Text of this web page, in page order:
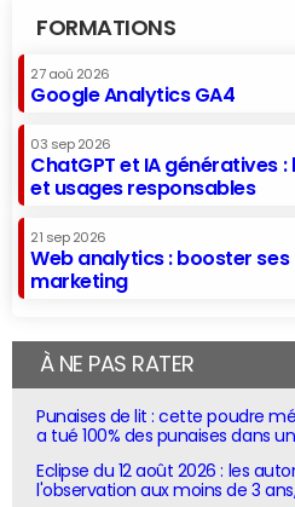
FORMATIONS
27 aoû 2026
Google Analytics GA4
03 sep 2026
ChatGPT et IA génératives
et usages responsables
21 sep 2026
Web analytics : booster
marketing
À NE PAS RATER
Punaises de lit : cette poudre
a tué 100% des punaises dans
Eclipse du 12 août 2026 : les
l'observation aux moins de 3